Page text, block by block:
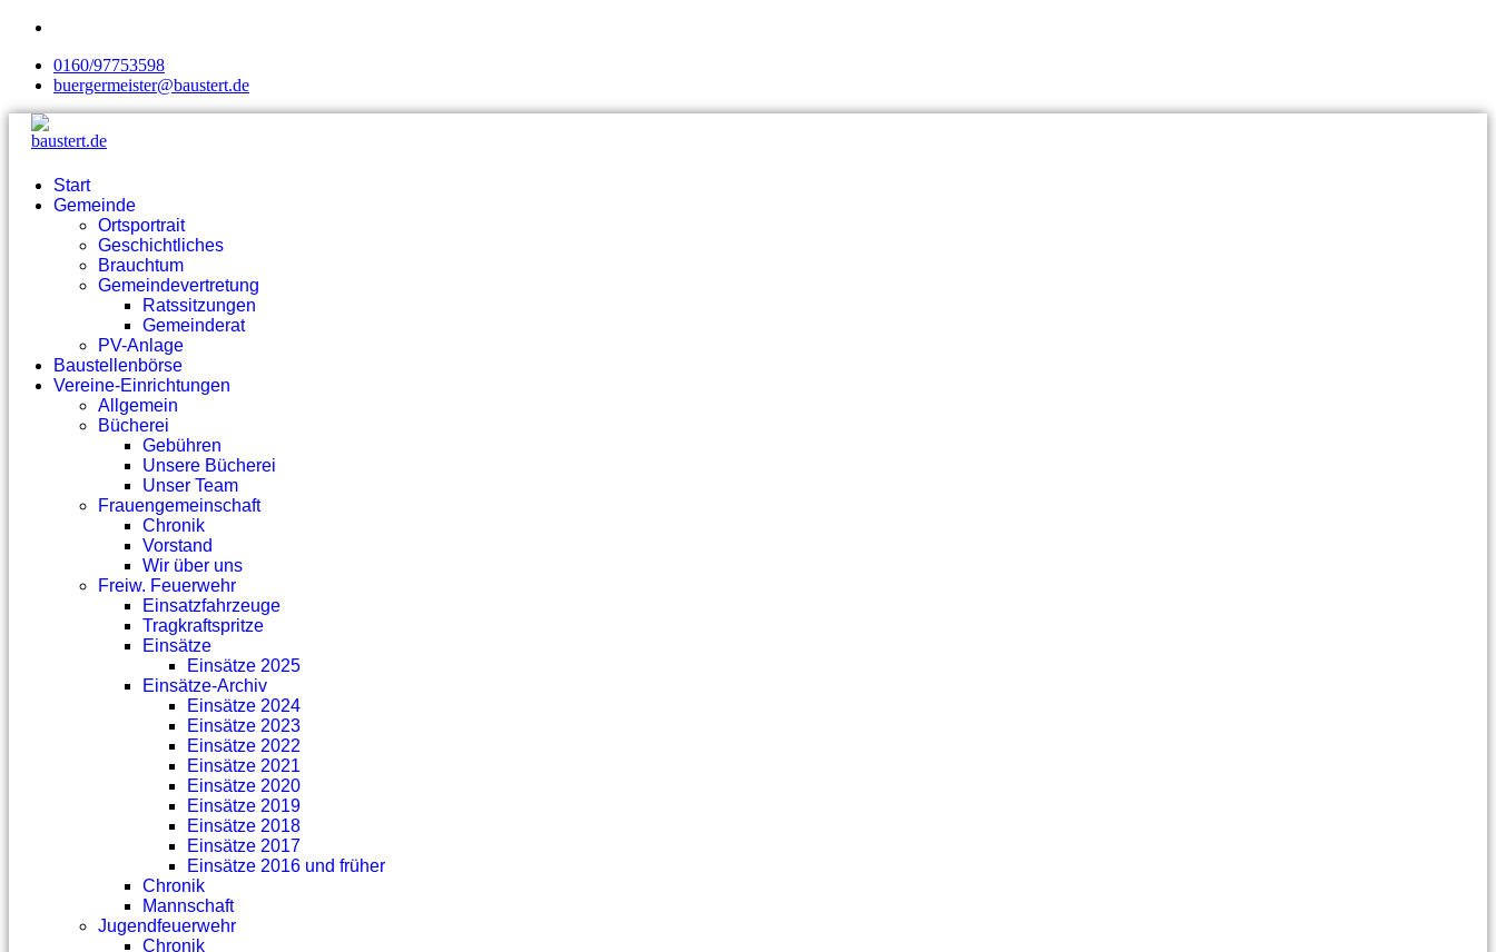
0160/97753598
buergermeister@baustert.de
Start
Gemeinde
Ortsportrait
Geschichtliches
Brauchtum
Gemeindevertretung
Ratssitzungen
Gemeinderat
PV-Anlage
Baustellenbörse
Vereine-Einrichtungen
Allgemein
Bücherei
Gebühren
Unsere Bücherei
Unser Team
Frauengemeinschaft
Chronik
Vorstand
Wir über uns
Freiw. Feuerwehr
Einsatzfahrzeuge
Tragkraftspritze
Einsätze
Einsätze 2025
Einsätze-Archiv
Einsätze 2024
Einsätze 2023
Einsätze 2022
Einsätze 2021
Einsätze 2020
Einsätze 2019
Einsätze 2018
Einsätze 2017
Einsätze 2016 und früher
Chronik
Mannschaft
Jugendfeuerwehr
Chronik